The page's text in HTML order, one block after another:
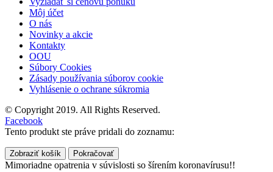
Môj účet
O nás
Novinky a akcie
Kontakty
OOU
Súbory Cookies
Zásady používania súborov cookie
Vyhlásenie o ochrane súkromia
© Copyright 2019. All Rights Reserved.
Facebook
Tento produkt ste práve pridali do zoznamu:
Zobraziť košík Pokračovať
Mimoriadne opatrenia v súvislosti so šírením koronavírusu!!